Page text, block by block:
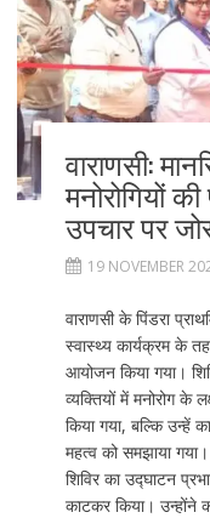
वाराणसी:
मनोरोगियों
उपचार पर
19 NOVEMBER
वाराणसी के पिंडरा
स्वास्थ्य कार्यक्रम के
आयोजन किया गया।
व्यक्तियों में मनोरोग के
किया गया, बल्कि उन्हें
महत्व को समझाया
शिविर का उद्घाटन
काटकर किया। उन्होंने